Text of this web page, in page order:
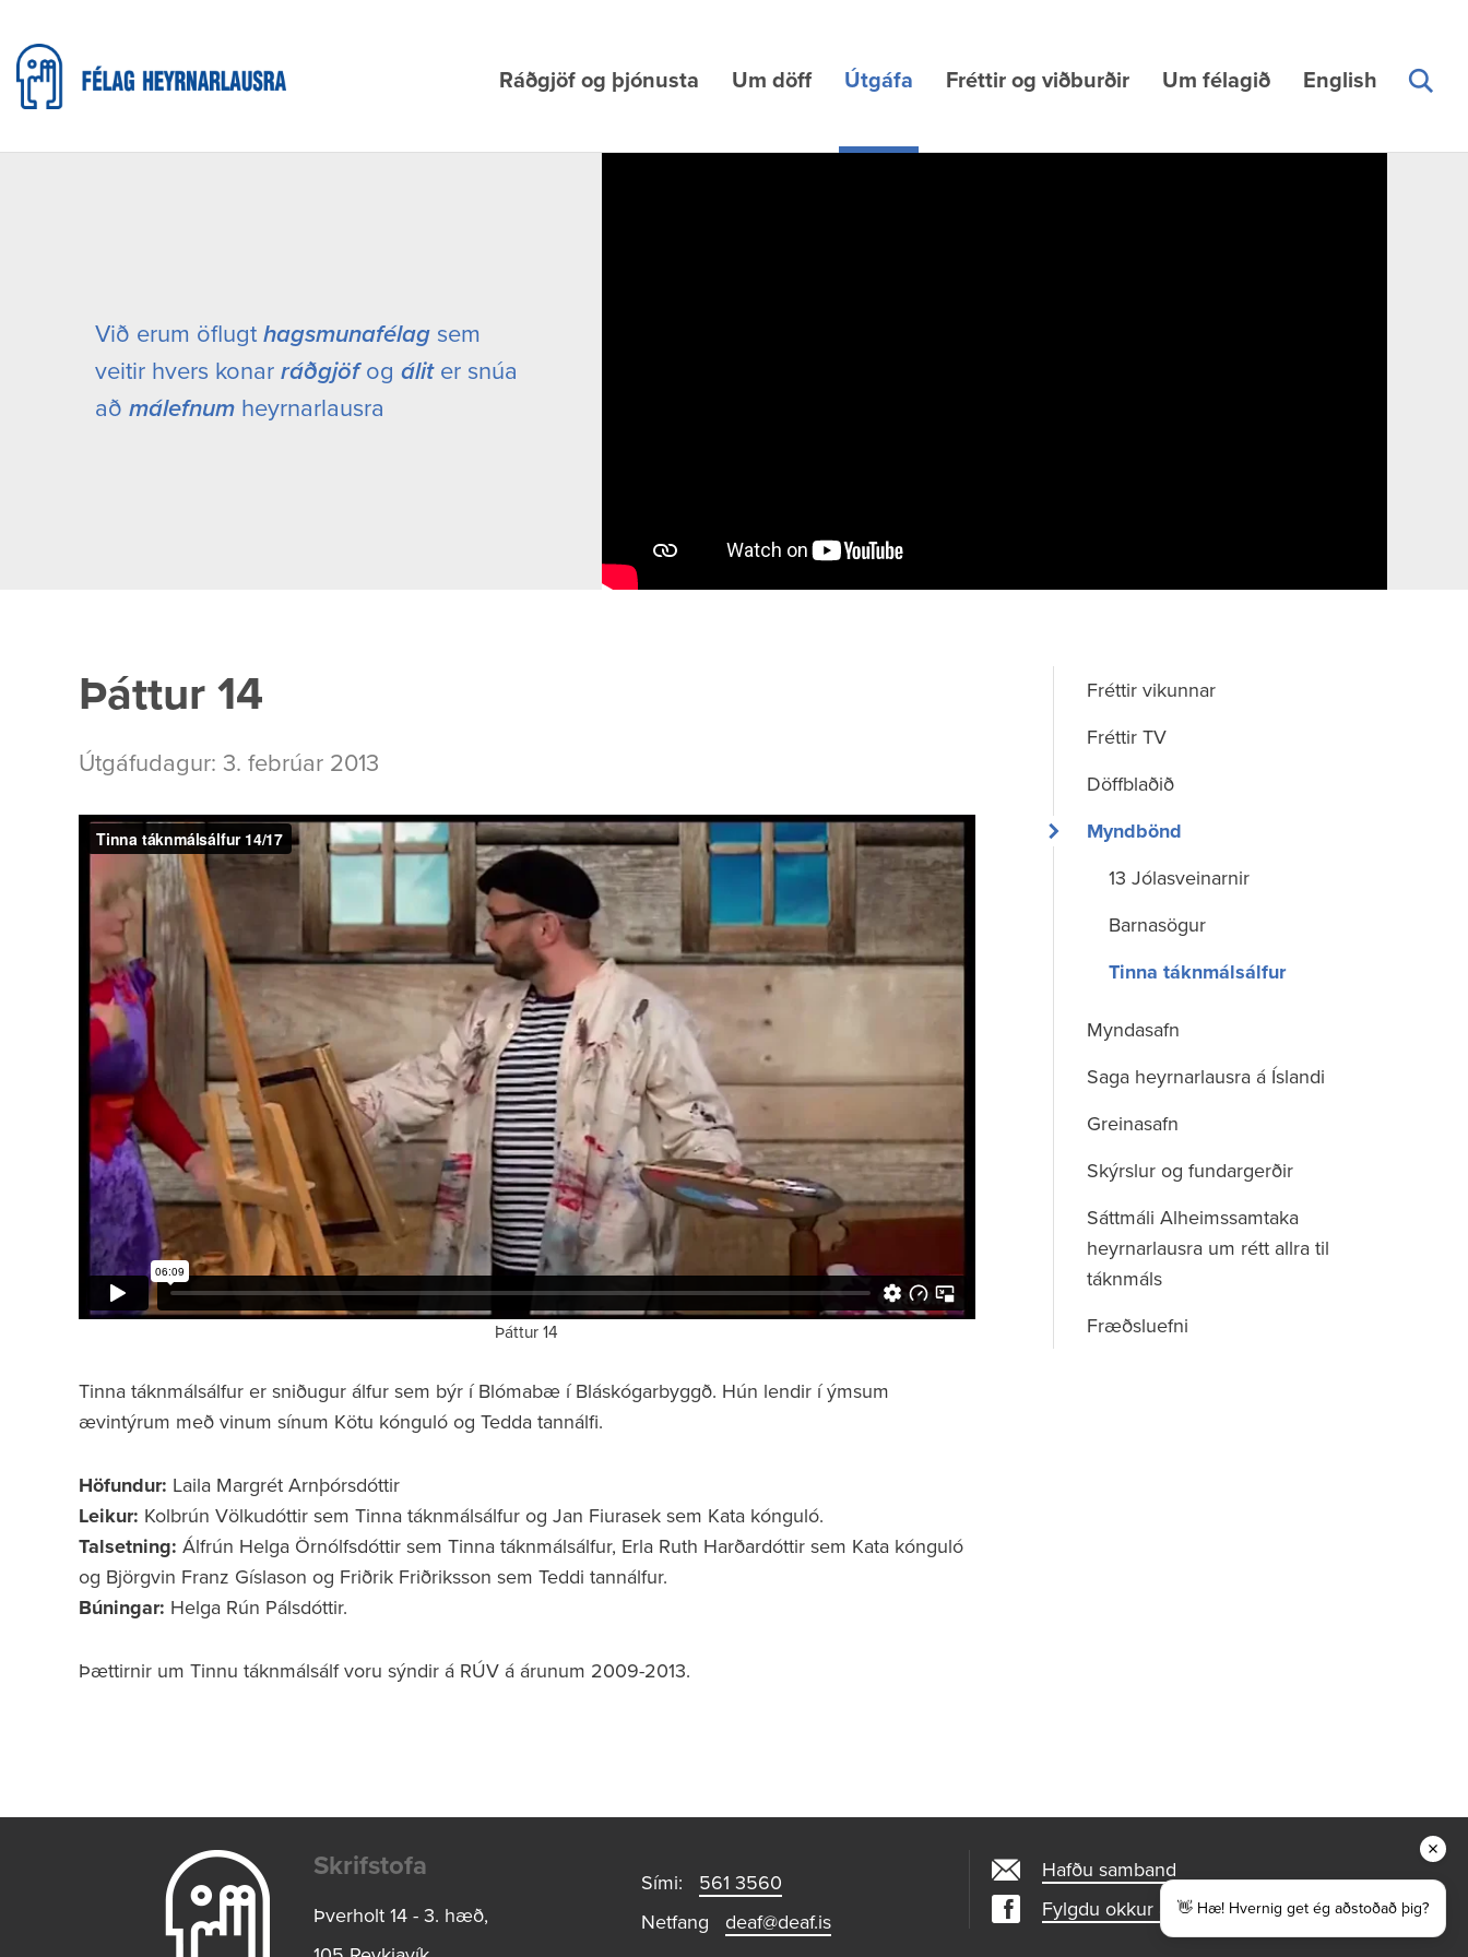
Við erum öflugt hagsmunafélag sem
veitir hvers konar ráðgjöfog áliter snúa
að málefnum heyrnarlausra
Þáttur 14
Útgáfudagur: 3. febrúar 2013
Þáttur 14
Tinna táknmálsálfur er sniðugur álfur sem býr í Blómabæ í Bláskógarbyggð. Hún lendir í ýmsum
ævintýrum með vinum sínum Kötu kónguló og Tedda tannálfi.
Höfundur: Laila Margrét Arnþórsdóttir
Leikur: Kolbrún Völkudóttir sem Tinna táknmálsálfur og Jan Fiurasek sem Kata kónguló.
Talsetning: Álfrún Helga Örnólfsdóttir sem Tinna táknmálsálfur, Erla Ruth Harðardóttir sem Kata kónguló
og Björgvin Franz Gíslason og Friðrik Friðriksson sem Teddi tannálfur.
Búningar: Helga Rún Pálsdóttir.
Þættirnir um Tinnu táknmálsálf voru sýndir á RÚV á árunum 2009-2013.
Ráðgjöf og þjónusta Um döff Útgáfa Fréttir og viðburðir Um félagið English
Fréttir vikunnar
Fréttir TV
Döffblaðið
Myndbönd
13 Jólasveinarnir
Barnasögur
Tinna táknmálsálfur
Myndasafn
Saga heyrnarlausra á Íslandi
Greinasafn
Skýrslur og fundargerðir
Sáttmáli Alheimssamtaka
heyrnarlausra um rétt allra til
táknmáls
Fræðsluefni
Logo
Skrifstofa
Þverholt 14 - 3. hæð,
Sími:
561 3560
Netfang
deaf@deaf.is
Hafðu samband
Fylgdu okkur á Facebook👋 Hæ! Hvernig get ég aðstoðað þig?